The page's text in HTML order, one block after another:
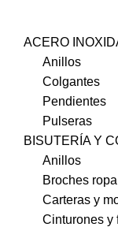
ACERO
Anillos
Colgantes
Pendientes
Pulseras
BISUTERÍA Y
Anillos
Broches
Carteras y
Cinturones y